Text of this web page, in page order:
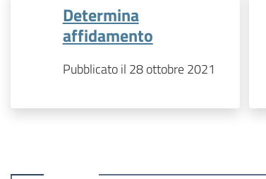
Determina
affidamento
Pubblicato il 28 ottobre 2021